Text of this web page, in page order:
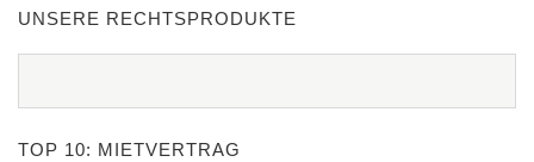
UNSERE RECHTSPRODUKTE
TOP 10: MIETVERTRAG